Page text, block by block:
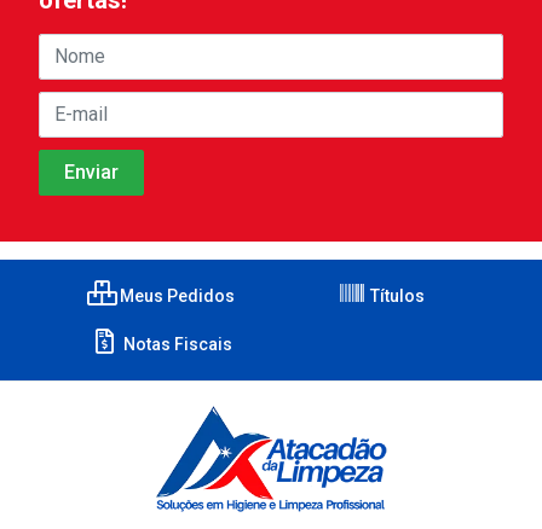
Meus Pedidos Títulos
Notas Fiscais